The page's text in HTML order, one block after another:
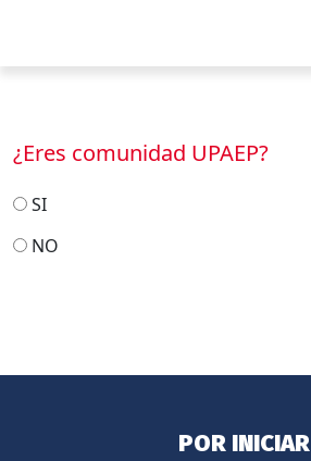
¿Eres comunidad UPAEP?
SI
NO
POR INICIAR